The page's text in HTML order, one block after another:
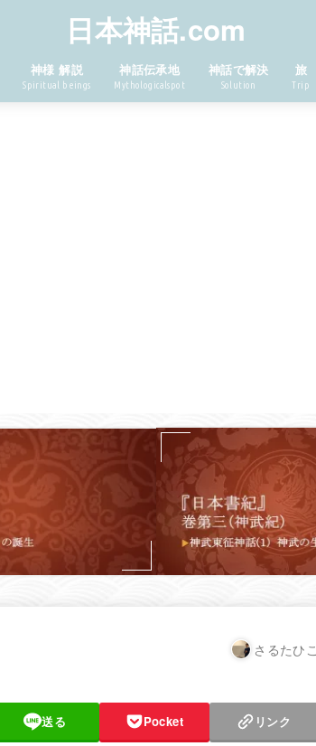
日本神話.com
神様 解説
Spiritual beings
神話伝承地
Mythologicalspot
神話で解決
Solution
旅
Trip
さるたひこ
送る Pocket リンク